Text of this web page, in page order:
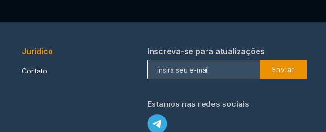
Jurídico
Contato
Inscreva-se para atualizações
Enviar
Estamos nas redes sociais